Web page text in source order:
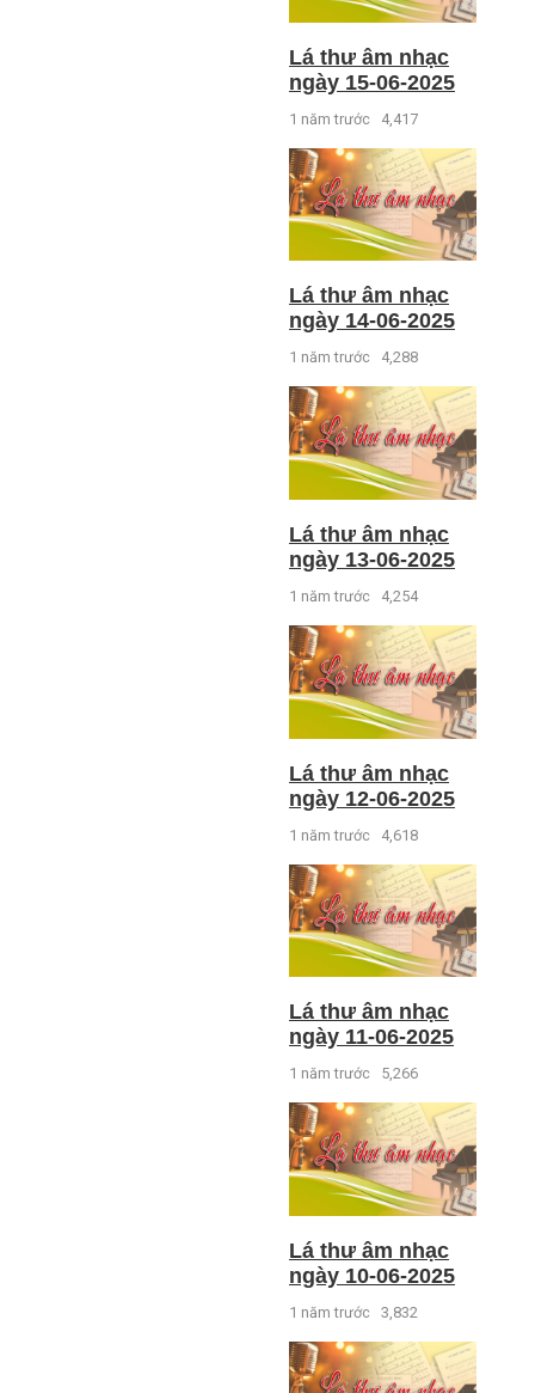
Lá thư âm nhạc
ngày 15-06-2025
1 năm trước 4,417
Lá thư âm nhạc
ngày 14-06-2025
1 năm trước 4,288
Lá thư âm nhạc
ngày 13-06-2025
1 năm trước 4,254
Lá thư âm nhạc
ngày 12-06-2025
1 năm trước 4,618
Lá thư âm nhạc
ngày 11-06-2025
1 năm trước 5,266
Lá thư âm nhạc
ngày 10-06-2025
1 năm trước 3,832